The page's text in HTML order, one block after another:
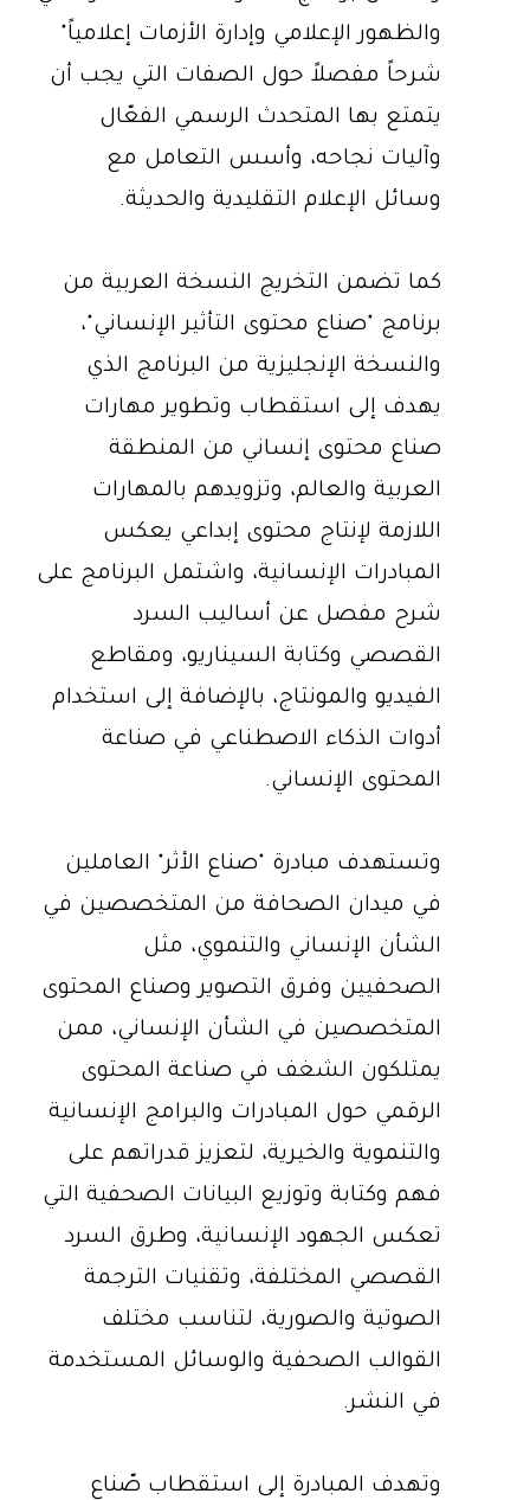
والظهور الإعلامي وإدارة الأزمات إعلامياً"
شرحاً مفصلاً حول الصفات التي يجب أن
يتمتع بها المتحدث الرسمي الفعّال
وآليات نجاحه، وأسس التعامل مع
وسائل الإعلام التقليدية والحديثة.
كما تضمن التخريج النسخة العربية من
برنامج "صناع محتوى التأثير الإنساني"،
والنسخة الإنجليزية من البرنامج الذي
يهدف إلى استقطاب وتطوير مهارات
صناع محتوى إنساني من المنطقة
العربية والعالم، وتزويدهم بالمهارات
اللازمة لإنتاج محتوى إبداعي يعكس
المبادرات الإنسانية، واشتمل البرنامج على
شرح مفصل عن أساليب السرد
القصصي وكتابة السيناريو، ومقاطع
الفيديو والمونتاج، بالإضافة إلى استخدام
أدوات الذكاء الاصطناعي في صناعة
المحتوى الإنساني.
وتستهدف مبادرة "صناع الأثر" العاملين
في ميدان الصحافة من المتخصصين في
الشأن الإنساني والتنموي، مثل
الصحفيين وفرق التصوير وصناع المحتوى
المتخصصين في الشأن الإنساني، ممن
يمتلكون الشغف في صناعة المحتوى
الرقمي حول المبادرات والبرامج الإنسانية
والتنموية والخيرية، لتعزيز قدراتهم على
فهم وكتابة وتوزيع البيانات الصحفية التي
تعكس الجهود الإنسانية، وطرق السرد
القصصي المختلفة، وتقنيات الترجمة
الصوتية والصورية، لتناسب مختلف
القوالب الصحفية والوسائل المستخدمة
في النشر.
وتهدف المبادرة إلى استقطاب صّناع